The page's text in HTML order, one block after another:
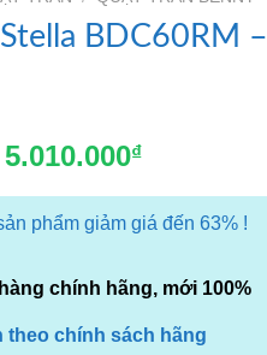
BDC60RM –
Giá
là:
6.600.000₫.
5.010.000₫Giá
tại
là:
phẩm giảm giá đến 63% !
chính hãng, mới 100%
theo chính sách hãng